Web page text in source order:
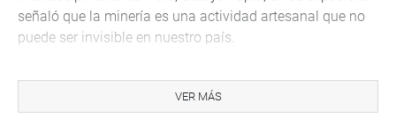
señaló que la minería es una actividad artesanal que no
puede ser invisible en nuestro país.
siglo XXI por no tener oportunidades de trabajo. “Es una
actividad que se desarrolla en las alturas donde los
VER MÁS